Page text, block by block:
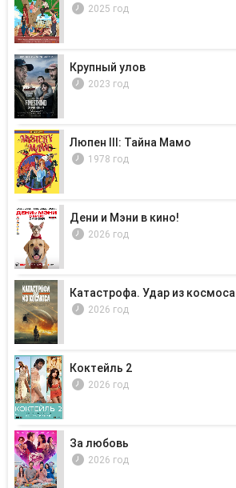
2025 год
Крупный улов
2023 год
Люпен III: Тайна Мамо
1978 год
Дени и Мэни в кино!
2026 год
Катастрофа. Удар из космоса
2026 год
Коктейль 2
2026 год
За любовь
2026 год